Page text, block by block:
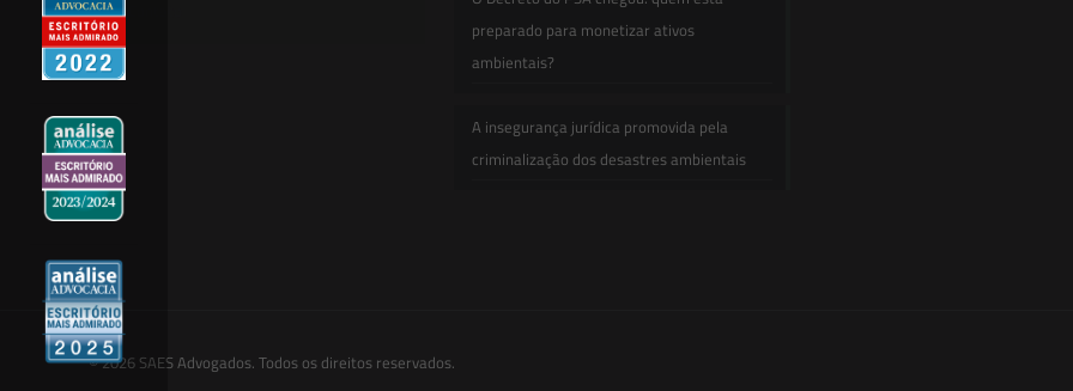
preparado para monetizar ativos
ambientais?
A insegurança jurídica promovida pela
criminalização dos desastres ambientais
© 2026 SAES Advogados. Todos os direitos reservados.